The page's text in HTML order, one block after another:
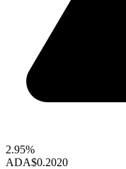
2.95%
ADA$0.2020